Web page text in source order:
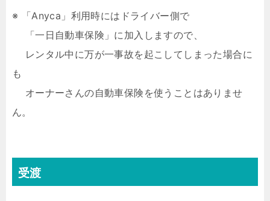
※ 「Anyca」利用時にはドライバー側で
「一日自動車保険」に加入しますので、
レンタル中に万が一事故を起こしてしまった場合に
も
オーナーさんの自動車保険を使うことはありませ
ん。
受渡